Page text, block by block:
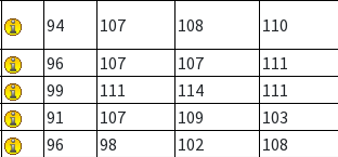
94 107 108 110
96 107 107 111
99 111 114 111
91 107 109 103
96 98 102 108